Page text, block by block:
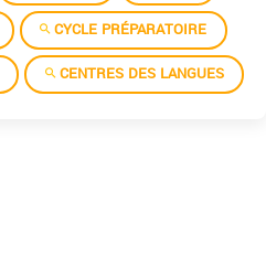
CYCLE PRÉPARATOIRE
CENTRES DES LANGUES